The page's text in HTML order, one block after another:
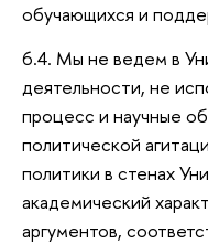
обучающихся и
6.4. Мы не ведем в
деятельности, не
процесс и научные
политической
политики в стенах
академический
аргументов,